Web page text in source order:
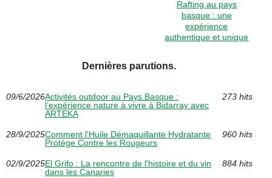
Rafting au pays
basque : une
expérience
authentique et unique
Dernières parutions.
09/6/2026Activités outdoor au Pays Basque :
l’expérience nature à vivre à Bidarray avec
ARTEKA
273 hits
28/9/2025Comment l'Huile Démaquillante Hydratante
Protège Contre les Rougeurs
960 hits
02/9/2025El Grifo : La rencontre de l'histoire et du vin
dans les Canaries
884 hits